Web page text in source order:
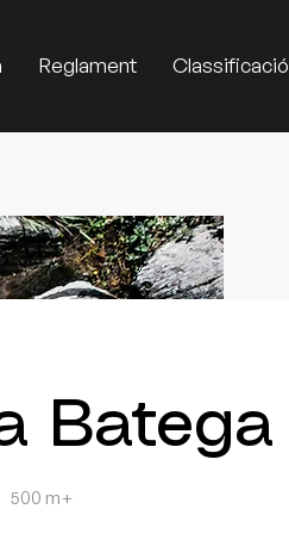
Reglament Classificació
500 m+